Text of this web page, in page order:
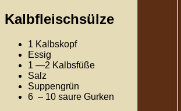
Kalbfleischsülze
1 Kalbskopf
Essig
1 —2 Kalbsfüße
Salz
Suppengrün
6 – 10 saure Gurken